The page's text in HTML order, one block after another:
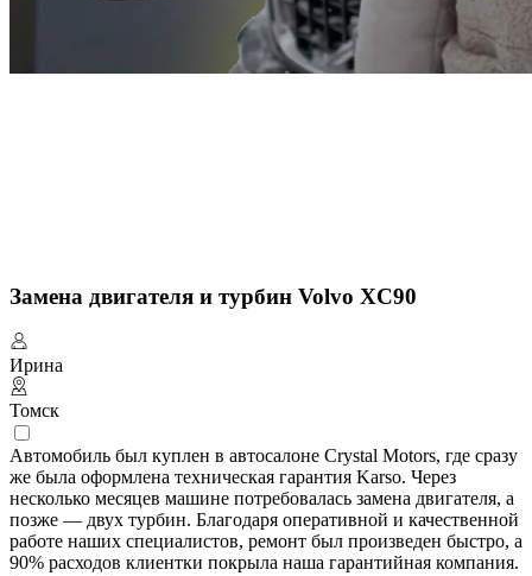
Замена двигателя и турбин Volvo XC90
Ирина
Томск
Автомобиль был куплен в автосалоне Crystal Motors, где сразу
же была оформлена техническая гарантия Karso. Через
несколько месяцев машине потребовалась замена двигателя, а
позже — двух турбин. Благодаря оперативной и качественной
работе наших специалистов, ремонт был произведен быстро, а
90% расходов клиентки покрыла наша гарантийная компания.